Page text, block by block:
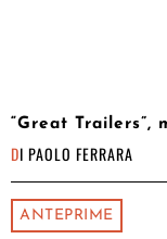
“Great Trailers”,
DI PAOLO FERRARA
ANTEPRIME